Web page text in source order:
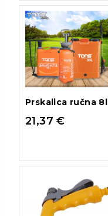
Prskalica ručna 8l
21,37€